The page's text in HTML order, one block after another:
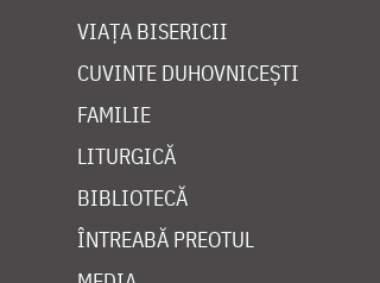
VIAȚA BISERICII
CUVINTE DUHOVNICEȘTI
FAMILIE
LITURGICĂ
BIBLIOTECĂ
ÎNTREABĂ PREOTUL